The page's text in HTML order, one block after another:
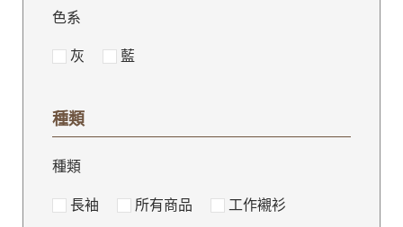
色系
灰 藍
種類
種類
長袖 所有商品 工作襯衫